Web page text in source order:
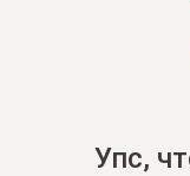
Упс,